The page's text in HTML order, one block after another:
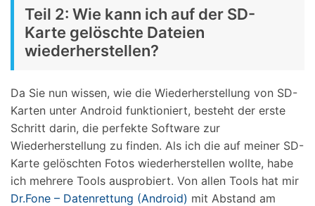
Teil 2: Wie kann ich auf der SD-
Karte gelöschte Dateien
wiederherstellen?
Da Sie nun wissen, wie die Wiederherstellung von SD-
Karten unter Android funktioniert, besteht der erste
Schritt darin, die perfekte Software zur
Wiederherstellung zu finden. Als ich die auf meiner SD-
Karte gelöschten Fotos wiederherstellen wollte, habe
ich mehrere Tools ausprobiert. Von allen Tools hat mir
Dr.Fone – Datenrettung (Android) mit Abstand am